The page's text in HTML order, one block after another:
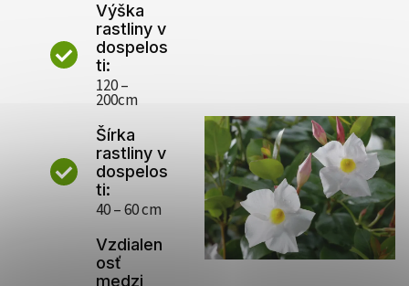
Výška
rastliny v
dospelos
ti:
120 –
200cm
Šírka
rastliny v
dospelos
ti:
40 – 60 cm
Vzdialen
osť
medzi